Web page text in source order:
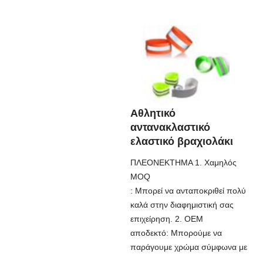
Αθλητικό
αντανακλαστικό
ελαστικό βραχιολάκι
ΠΛΕΟΝΕΚΤΗΜΑ 1. Χαμηλός
MOQ
: Μπορεί να ανταποκριθεί πολύ
καλά στην διαφημιστική σας
επιχείρηση. 2. OEM
αποδεκτό: Μπορούμε να
παράγουμε χρώμα σύμφωνα με